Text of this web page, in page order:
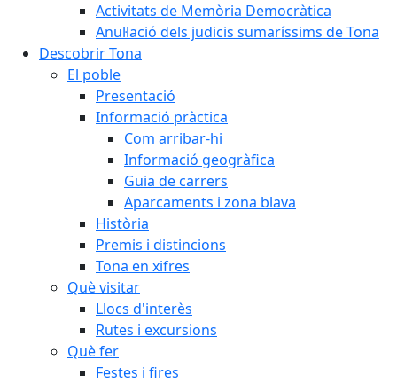
Activitats de Memòria Democràtica
Anul·lació dels judicis sumaríssims de Tona
Descobrir Tona
El poble
Presentació
Informació pràctica
Com arribar-hi
Informació geogràfica
Guia de carrers
Aparcaments i zona blava
Història
Premis i distincions
Tona en xifres
Què visitar
Llocs d'interès
Rutes i excursions
Què fer
Festes i fires